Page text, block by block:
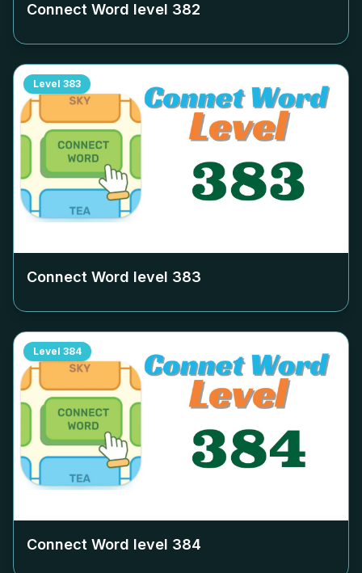
Connect Word level 382
Level 383
Connect Word level 383
Level 384
Connect Word level 384